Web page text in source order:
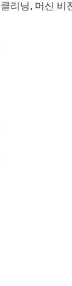
리닝, 머신 비